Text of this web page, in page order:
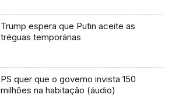
Trump espera que Putin aceite as
tréguas temporárias
PS quer que o governo invista 150
milhões na habitação (áudio)